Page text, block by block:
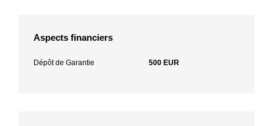
Aspects financiers
Dépôt de Garantie 500 EUR